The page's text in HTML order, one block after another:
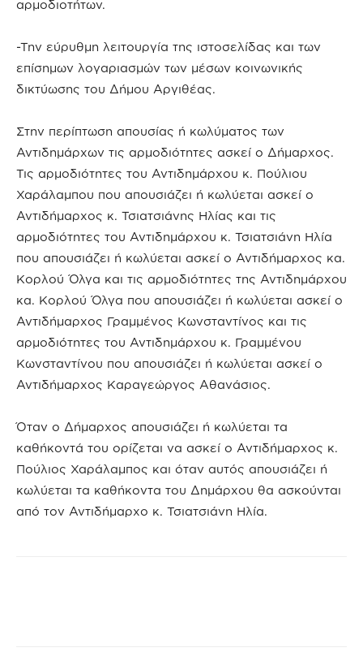
αρμοδιοτήτων.
-Την εύρυθμη λειτουργία της ιστοσελίδας και των
επίσημων λογαριασμών των μέσων κοινωνικής
δικτύωσης του Δήμου Αργιθέας.
Στην περίπτωση απουσίας ή κωλύματος των
Αντιδημάρχων τις αρμοδιότητες ασκεί ο Δήμαρχος.
Τις αρμοδιότητες του Αντιδημάρχου κ. Πούλιου
Χαράλαμπου που απουσιάζει ή κωλύεται ασκεί ο
Αντιδήμαρχος κ. Τσιατσιάνης Ηλίας και τις
αρμοδιότητες του Αντιδημάρχου κ. Τσιατσιάνη Ηλία
που απουσιάζει ή κωλύεται ασκεί ο Αντιδήμαρχος κα.
Κορλού Όλγα και τις αρμοδιότητες της Αντιδημάρχου
κα. Κορλού Όλγα που απουσιάζει ή κωλύεται ασκεί ο
Αντιδήμαρχος Γραμμένος Κωνσταντίνος και τις
αρμοδιότητες του Αντιδημάρχου κ. Γραμμένου
Κωνσταντίνου που απουσιάζει ή κωλύεται ασκεί ο
Αντιδήμαρχος Καραγεώργος Αθανάσιος.
Όταν ο Δήμαρχος απουσιάζει ή κωλύεται τα
καθήκοντά του ορίζεται να ασκεί ο Αντιδήμαρχος κ.
Πούλιος Χαράλαμπος και όταν αυτός απουσιάζει ή
κωλύεται τα καθήκοντα του Δημάρχου θα ασκούνται
από τον Αντιδήμαρχο κ. Τσιατσιάνη Ηλία.